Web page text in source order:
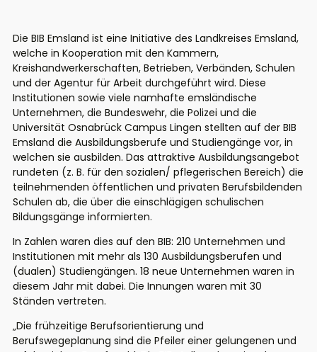
Die BIB Emsland ist eine Initiative des Landkreises Emsland,
welche in Kooperation mit den Kammern,
Kreishandwerkerschaften, Betrieben, Verbänden, Schulen
und der Agentur für Arbeit durchgeführt wird. Diese
Institutionen sowie viele namhafte emsländische
Unternehmen, die Bundeswehr, die Polizei und die
Universität Osnabrück Campus Lingen stellten auf der BIB
Emsland die Ausbildungsberufe und Studiengänge vor, in
welchen sie ausbilden. Das attraktive Ausbildungsangebot
rundeten (z. B. für den sozialen/ pflegerischen Bereich) die
teilnehmenden öffentlichen und privaten Berufsbildenden
Schulen ab, die über die einschlägigen schulischen
Bildungsgänge informierten.
In Zahlen waren dies auf den BIB: 210 Unternehmen und
Institutionen mit mehr als 130 Ausbildungsberufen und
(dualen) Studiengängen. 18 neue Unternehmen waren in
diesem Jahr mit dabei. Die Innungen waren mit 30
Ständen vertreten.
„Die frühzeitige Berufsorientierung und
Berufswegeplanung sind die Pfeiler einer gelungenen und